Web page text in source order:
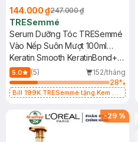
144.000 ₫247.000 ₫
TRESemmé
Serum Dưỡng Tóc TRESemmé
Vào Nếp Suôn Mượt 100ml
(Mới)
Keratin Smooth KeratinBond+
Serum
5.0 (5)
152/tháng
28%
Bill 199K TRESemmé tặng Kem Ủ
-29 %